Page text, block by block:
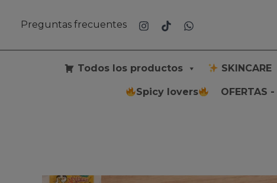
Preguntas frecuentes
Todos los productos SKINCARE
Spicy lovers OFERTAS